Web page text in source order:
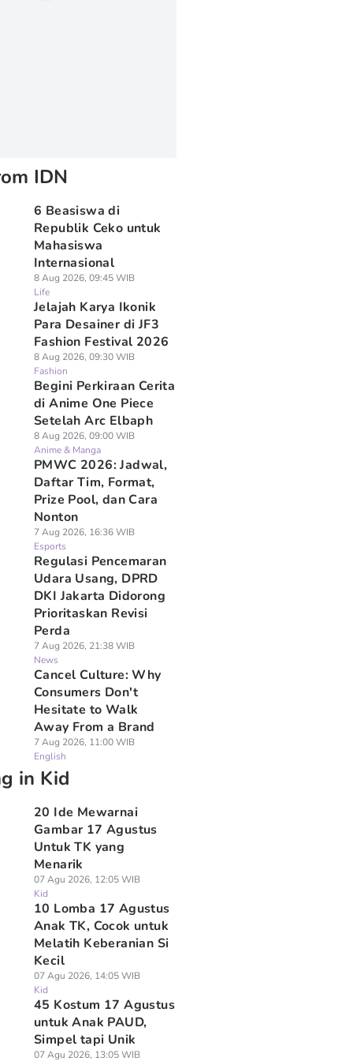
IDN
6 Beasiswa di
Republik Ceko untuk
Mahasiswa
Internasional
8 Aug 2026, 09:45 WIB
Life
Jelajah Karya Ikonik
Para Desainer di JF3
Fashion Festival 2026
8 Aug 2026, 09:30 WIB
Fashion
Begini Perkiraan Cerita
di Anime One Piece
Setelah Arc Elbaph
8 Aug 2026, 09:00 WIB
Anime & Manga
PMWC 2026: Jadwal,
Daftar Tim, Format,
Prize Pool, dan Cara
Nonton
7 Aug 2026, 16:36 WIB
Esports
Regulasi Pencemaran
Udara Usang, DPRD
DKI Jakarta Didorong
Prioritaskan Revisi
Perda
7 Aug 2026, 21:38 WIB
News
Cancel Culture: Why
Consumers Don't
Hesitate to Walk
Away From a Brand
7 Aug 2026, 11:00 WIB
English
in Kid
20 Ide Mewarnai
Gambar 17 Agustus
Untuk TK yang
Menarik
07 Agu 2026, 12:05 WIB
Kid
10 Lomba 17 Agustus
Anak TK, Cocok untuk
Melatih Keberanian Si
Kecil
07 Agu 2026, 14:05 WIB
Kid
45 Kostum 17 Agustus
untuk Anak PAUD,
Simpel tapi Unik
07 Agu 2026, 13:05 WIB